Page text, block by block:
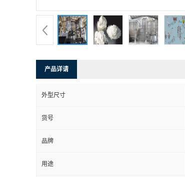
产品详请
外型尺寸
货号
品牌
用途